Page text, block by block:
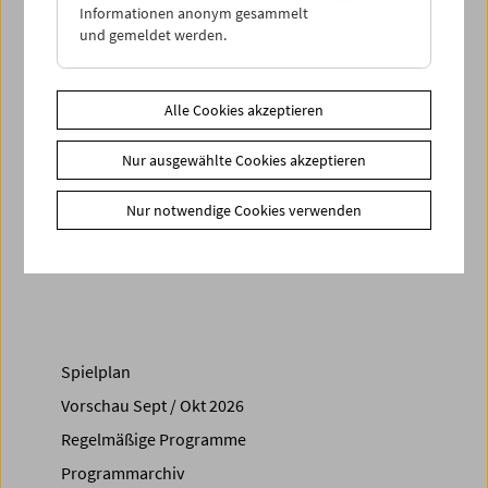
arbeitet als Kurator. (Brigitta Burger-Utzer)
Ein gemeinsames Programm von sixpackfilm und dem
Österreichischen Filmmuseum
Zusätzliche Materialien
Fotos2010 - In person: Joost Rekveld
Spielplan
Vorschau Sept / Okt 2026
Regelmäßige Programme
Programmarchiv
Informationen anonym gesammelt
und gemeldet werden.
Alle Cookies akzeptieren
Nur ausgewählte Cookies akzeptieren
Nur notwendige Cookies verwenden